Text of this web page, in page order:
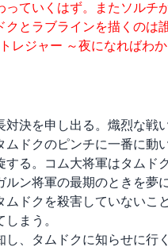
ていくはず。またソルチ
とラブラインを描くのは
トレジャー ～夜になればわ
決を申し出る。熾烈な戦
ドクのピンチに一番に動
る。コム大将軍はタムド
ン将軍の最期のときを夢
ドクを殺害していないこ
まう。
、タムドクに知らせに行